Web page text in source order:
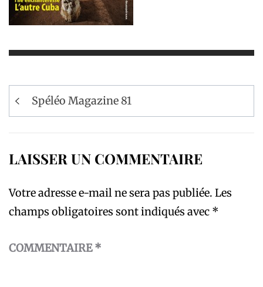
Navigation
de
Spéléo Magazine 81
LAISSER UN COMMENTAIRE
Votre adresse e-mail ne sera pas publiée. Les
champs obligatoires sont indiqués avec *
COMMENTAIRE*